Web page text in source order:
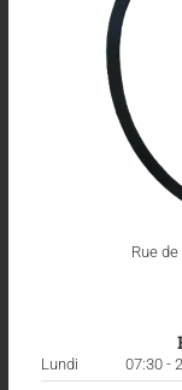
Rue
Lundi
07:30 -